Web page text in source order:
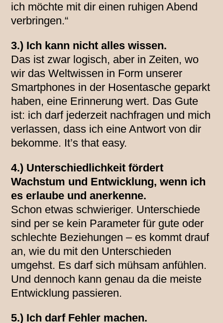
ich möchte mit dir einen ruhigen Abend
verbringen.“
3.) Ich kann nicht alles wissen.
Das ist zwar logisch, aber in Zeiten, wo
wir das Weltwissen in Form unserer
Smartphones in der Hosentasche geparkt
haben, eine Erinnerung wert. Das Gute
ist: ich darf jederzeit nachfragen und mich
verlassen, dass ich eine Antwort von dir
bekomme. It’s that easy.
4.) Unterschiedlichkeit fördert
Wachstum und Entwicklung, wenn ich
es erlaube und anerkenne.
Schon etwas schwieriger. Unterschiede
sind per se kein Parameter für gute oder
schlechte Beziehungen – es kommt drauf
an, wie du mit den Unterschieden
umgehst. Es darf sich mühsam anfühlen.
Und dennoch kann genau da die meiste
Entwicklung passieren.
5.) Ich darf Fehler machen.